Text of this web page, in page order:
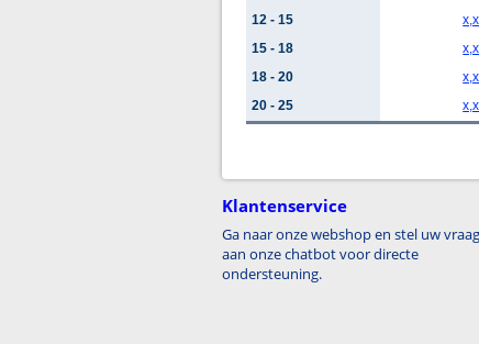
12 - 15
15 - 18
18 - 20
20 - 25
Klantenservice
Ga naar onze webshop en stel uw vraag
aan onze chatbot voor directe
ondersteuning.